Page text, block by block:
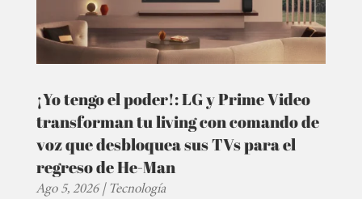
¡Yo tengo el poder!: LG y Prime Video
transforman tu living con comando de
voz que desbloquea sus TVs para el
regreso de He-Man
Ago 5, 2026|Tecnología